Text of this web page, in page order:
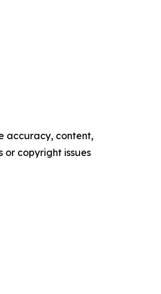
accuracy, content,
or copyright issues